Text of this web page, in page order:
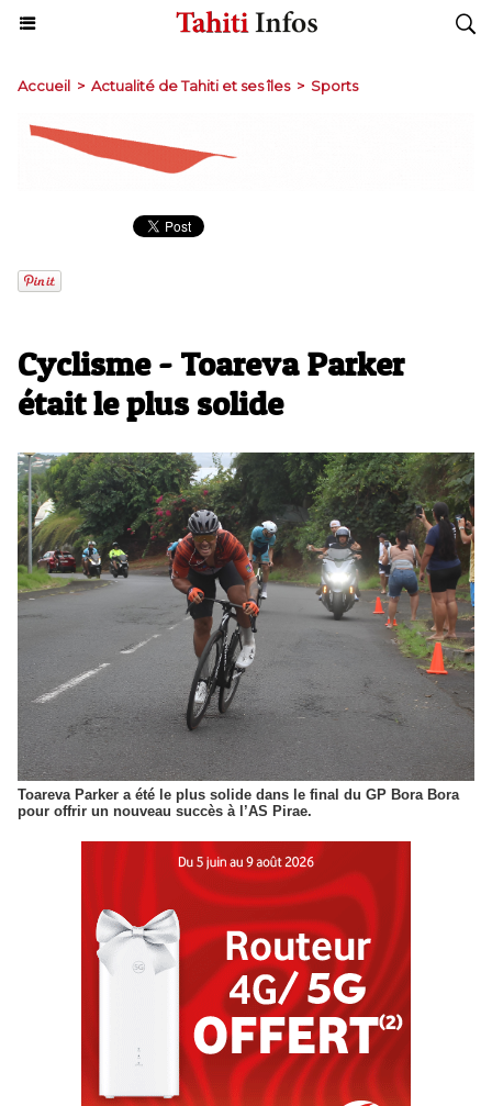
Accueil > Actualité de Tahiti et ses îles > Sports
Cyclisme - Toareva Parker
était le plus solide
Toareva Parker a été le plus solide dans le final du GP Bora Bora
pour offrir un nouveau succès à l’AS Pirae.